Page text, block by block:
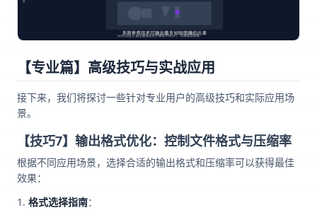
【专业篇】高级技巧与实战应用
接下来，我们将探讨一些针对专业用户的高级技巧和实际应用场
景。
【技巧7】输出格式优化：控制文件格式与压缩率
根据不同应用场景，选择合适的输出格式和压缩率可以获得最佳
效果：
格式选择指南：